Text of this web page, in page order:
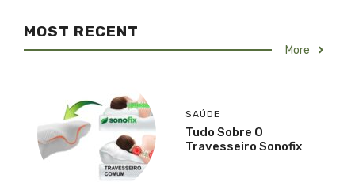
MOST RECENT
More
SAÚDE
Tudo Sobre O
Travesseiro Sonofix